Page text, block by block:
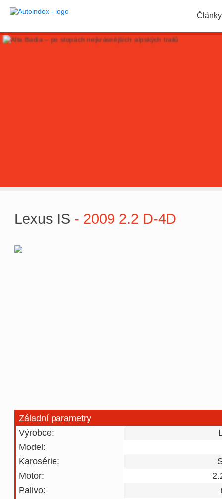
Články
Lexus IS - 2009 2.2 D-4D
Záladní parametry
Výrobce:
Model:
Karosérie:
Motor:
Palivo: